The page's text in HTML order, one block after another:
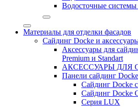
Водосточные системы
Материалы для отделки фасадов
Сайдинг Docke и
Аксессуары для
Premium и Standart
АКСЕССУАРЫ ДЛЯ
Панели сайдинг Docke
Cайдинг Docke
Сайдинг Docke
Серия LUX